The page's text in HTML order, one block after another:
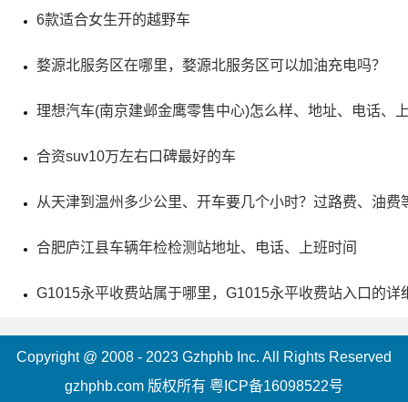
5、翔云革命烈士纪念碑
评级：县级重点文物保护单位
地址：福建省泉州市南安市翔山公路与337县道交叉口西
个重要的革命老区，在革命时期，翔云人民为革命事业不断
翔云革命烈士纪念碑，并于1957年建成。现已迁移到金安村
美格口北侧山岗上，成为革命烈士陵园。从纪念碑上可以看
6款适合女生开的越野车
婺源北服务区在哪里，婺源北服务区可以加油充电吗？
理想汽车(南京建邺金鹰零售中心)怎么样、地址、电话、
合资suv10万左右口碑最好的车
从天津到温州多少公里、开车要几个小时？过路费、油费
合肥庐江县车辆年检检测站地址、电话、上班时间
G1015永平收费站属于哪里，G1015永平收费站入口的详
Copyright @ 2008 - 2023 Gzhphb Inc. All Rights Reserved
gzhphb.com 版权所有 粤ICP备16098522号